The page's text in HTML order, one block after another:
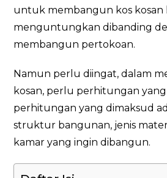
untuk membangun kos kosan
menguntungkan dibanding
membangun pertokoan.
Namun perlu diingat, dalam
kosan, perlu perhitungan
perhitungan yang dimaksud
struktur bangunan, jenis
kamar yang ingin dibangun.